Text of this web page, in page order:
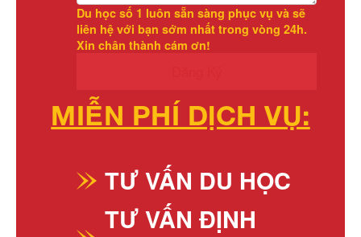
Du học số 1 luôn sẵn sàng phục vụ và sẽ
liên hệ với bạn sớm nhất trong vòng 24h.
Xin chân thành cám ơn!
MIỄN PHÍ DỊCH VỤ:
TƯ VẤN DU HỌC
TƯ VẤN ĐỊNH